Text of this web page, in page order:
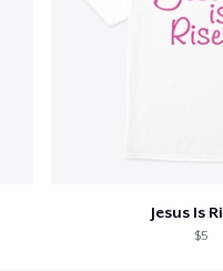
Jesus Is
$5